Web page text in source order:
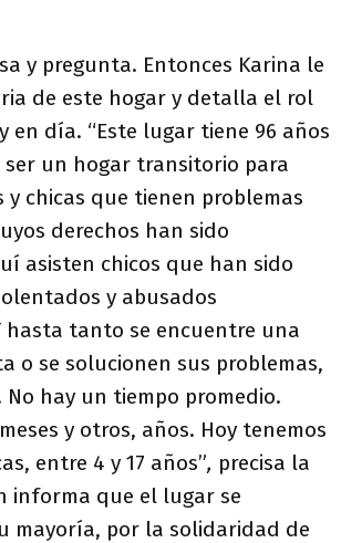
y pregunta. Entonces Karina le
de este hogar y detalla el rol
en día. “Este lugar tiene 96 años
ser un hogar transitorio para
y chicas que tienen problemas
derechos han sido
asisten chicos que han sido
y abusados
hasta tanto se encuentre una
o se solucionen sus problemas,
No hay un tiempo promedio.
y otros, años. Hoy tenemos
entre 4 y 17 años”, precisa la
informa que el lugar se
mayoría, por la solidaridad de